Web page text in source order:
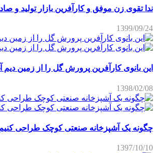
ندا تقوی زن موفق و کارآفرین بازار تولید و
1399/09/24
این بانوی کارآفرین پرورش گل را از زمین
1398/02/08
چگونه یک آشپزخانه صنعتی کوچک طراحی
1397/10/10